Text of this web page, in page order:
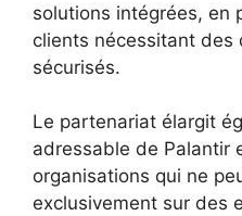
solutions intégrées, en
clients nécessitant des
sécurisés.
Le partenariat élargit
adressable de Palantir
organisations qui ne
exclusivement sur des